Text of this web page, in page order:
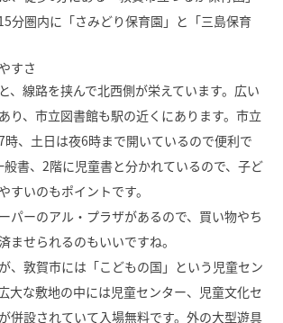
分圏内に「さみどり保育園」と「三島保育
すさ
、線路を挟んで北西側が栄えています。広い
り、市立図書館も駅の近くにあります。市立
時、土日は夜6時まで開いているので便利で
般書、2階に児童書と分かれているので、子ど
すいのもポイントです。
パーのアル・プラザがあるので、買い物やち
ませられるのもいいですね。
、敦賀市には「こどもの国」という児童セン
大な敷地の中には児童センター、児童文化セ
併設されていて入場無料です。外の大型遊具